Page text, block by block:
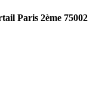
Paris 2ème 75002